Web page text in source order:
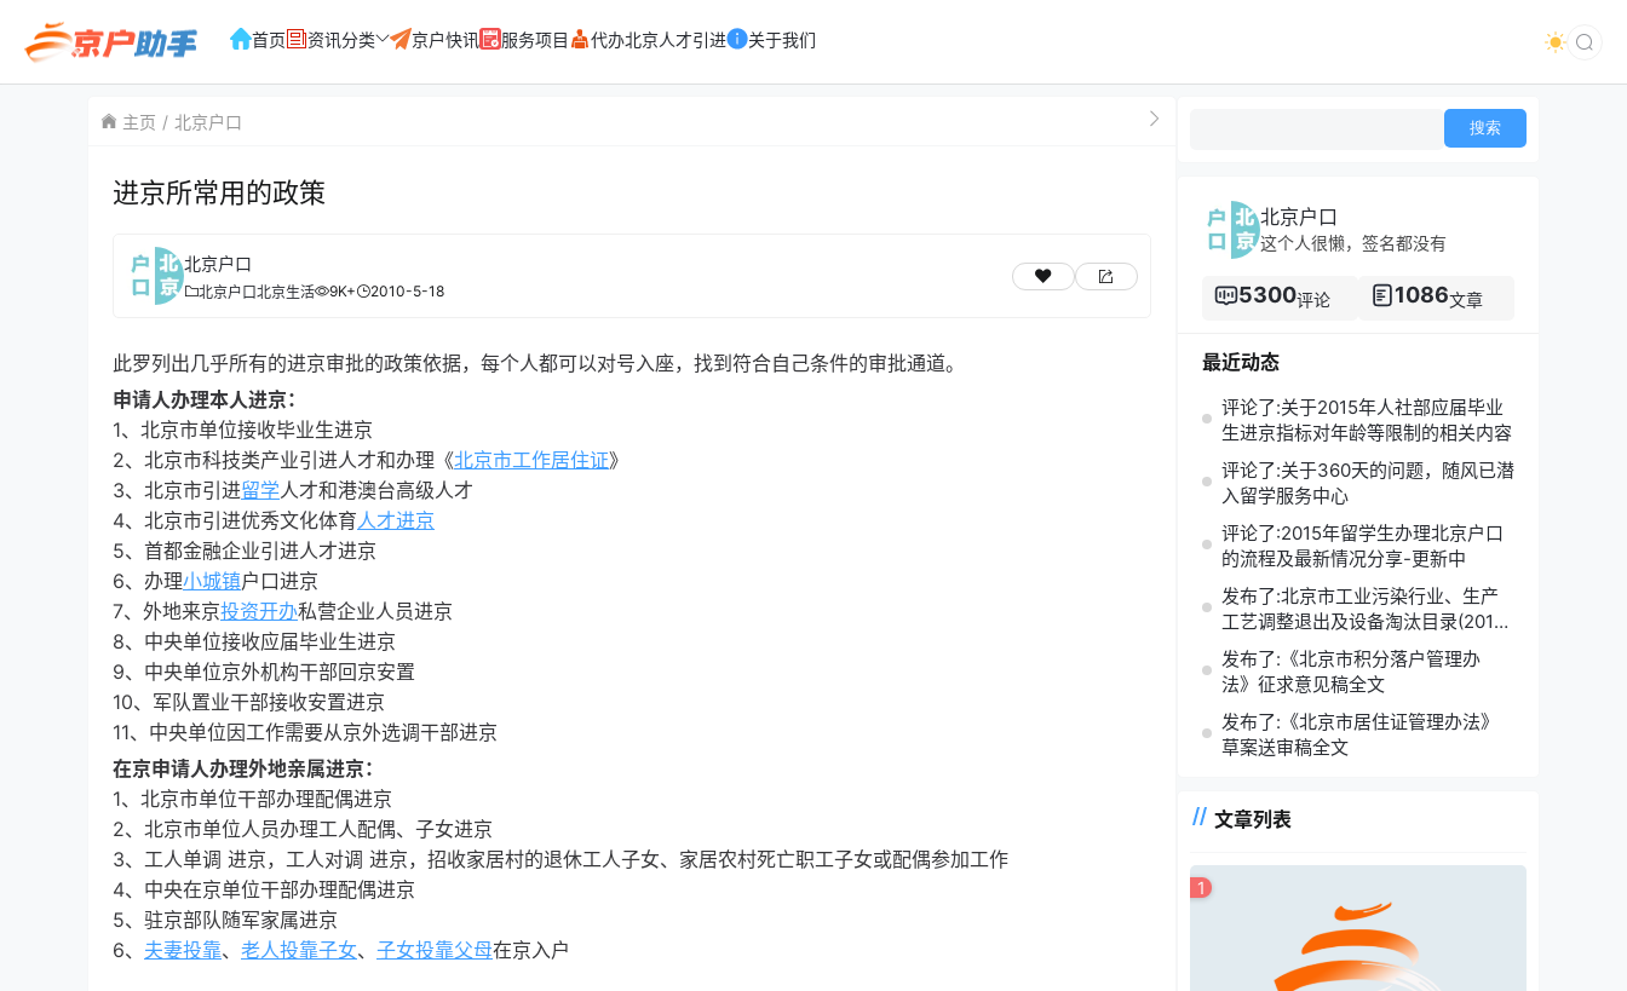
首页 资讯分类 京户快讯 服务项目 代办北京人才引进 关于我们
主页 北京户口
进京所常用的政策
北京户口
北京户口北京生活 9K+ 2010-5-18
此罗列出几乎所有的进京审批的政策依据，每个人都可以对号入座，找到符合自己条件的审批通道。
申请人办理本人进京：
1、北京市单位接收毕业生进京
2、北京市科技类产业引进人才和办理《北京市工作居住证》
3、北京市引进留学人才和港澳台高级人才
4、北京市引进优秀文化体育人才进京
5、首都金融企业引进人才进京
6、办理小城镇户口进京
7、外地来京投资开办私营企业人员进京
8、中央单位接收应届毕业生进京
9、中央单位京外机构干部回京安置
10、军队置业干部接收安置进京
11、中央单位因工作需要从京外选调干部进京
在京申请人办理外地亲属进京：
1、北京市单位干部办理配偶进京
2、北京市单位人员办理工人配偶、子女进京
3、工人单调 进京，工人对调 进京，招收家居村的退休工人子女、家居农村死亡职工子女或配偶参加工作
4、中央在京单位干部办理配偶进京
5、驻京部队随军家属进京
6、 夫妻投靠、 老人投靠子女、 子女投靠父母在京入户
北京户口
这个人很懒，签名都没有
5300评论 1086文章
最近动态
评论了:关于2015年人社部应届毕业
生进京指标对年龄等限制的相关内容
评论了:关于360天的问题，随风已潜
入留学服务中心
评论了:2015年留学生办理北京户口
的流程及最新情况分享-更新中
发布了:北京市工业污染行业、生产
工艺调整退出及设备淘汰目录(2014
年版)
发布了:《北京市积分落户管理办
法》征求意见稿全文
发布了:《北京市居住证管理办法》
草案送审稿全文
文章列表
1